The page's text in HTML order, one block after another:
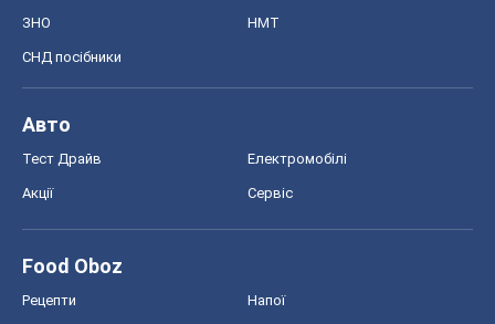
ЗНО НМТ
СНД посібники
Авто
Тест Драйв Електромобілі
Акції Сервіс
Food Oboz
Рецепти Напої